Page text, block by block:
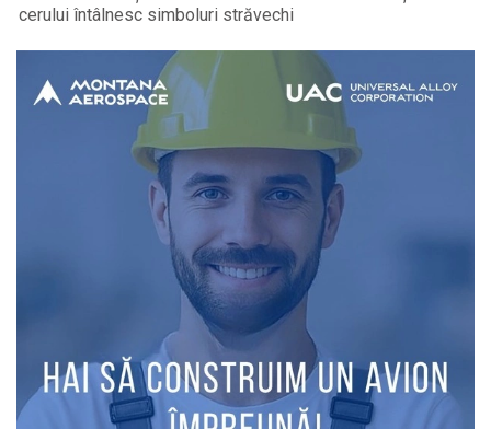
cerului întâlnesc simboluri străvechi